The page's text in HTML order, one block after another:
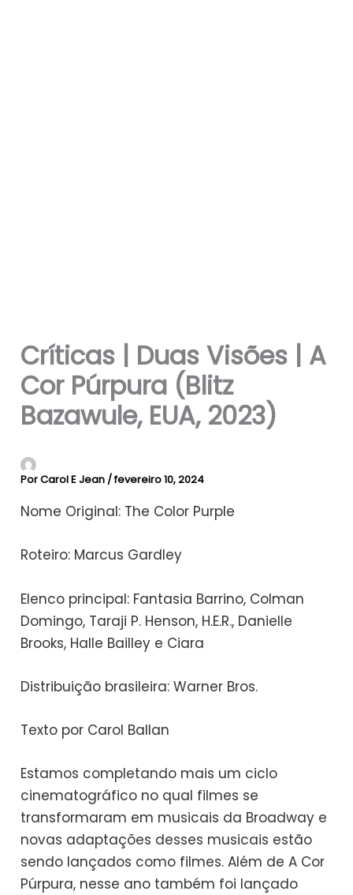
Críticas | Duas Visões | A
Cor Púrpura (Blitz
Bazawule, EUA, 2023)
PorCarol E Jean /fevereiro 10, 2024
Nome Original: The Color Purple
Roteiro: Marcus Gardley
Elenco principal: Fantasia Barrino, Colman
Domingo, Taraji P. Henson, H.E.R., Danielle
Brooks, Halle Bailley e Ciara
Distribuição brasileira: Warner Bros.
Texto por Carol Ballan
Estamos completando mais um ciclo
cinematográfico no qual filmes se
transformaram em musicais da Broadway e
novas adaptações desses musicais estão
sendo lançados como filmes. Além de A Cor
Púrpura, nesse ano também foi lançado